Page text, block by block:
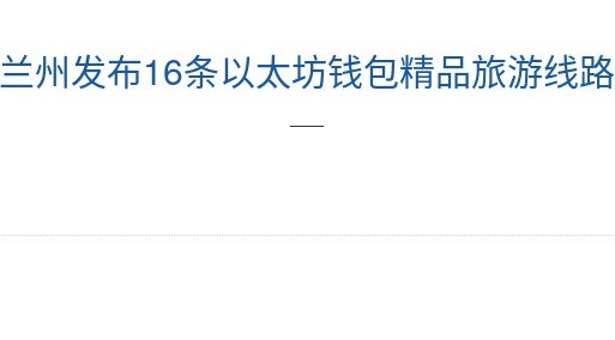
兰州发布16条以太坊钱包精品旅游线路
——